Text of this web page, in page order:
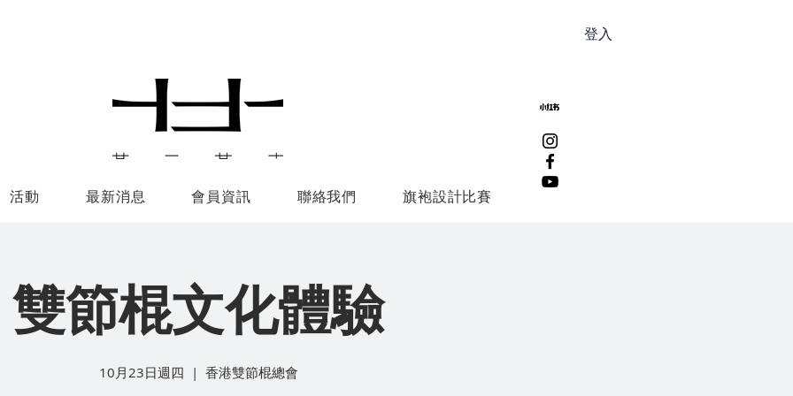
登入
活動 最新消息 會員資訊 聯絡我們 旗袍設計比賽
雙節棍文化體驗
10月23日週四
  |
香港雙節棍總會